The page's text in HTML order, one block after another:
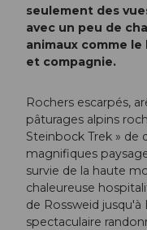
seulement des
avec un peu de
animaux comme
et compagnie.
Rochers escarpés,
pâturages alpins
Steinbock Trek » de
magnifiques
survie de la haute
chaleureuse
de Rossweid jusqu'à
spectaculaire